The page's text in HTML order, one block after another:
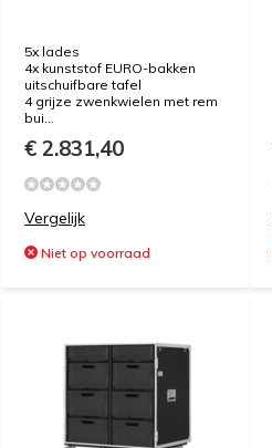
5x lades
4x kunststof EURO-bakken
uitschuifbare tafel
4 grijze zwenkwielen met rem
bui...
€ 2.831,40
Vergelijk
Niet op voorraad